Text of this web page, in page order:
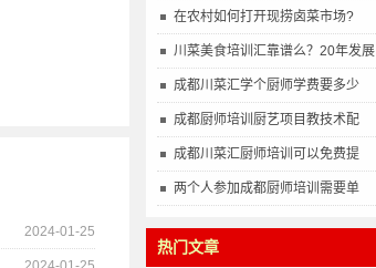
在农村如何打开现捞卤菜市场?
川菜美食培训汇靠谱么？20年发展
成都川菜汇学个厨师学费要多少
成都厨师培训厨艺项目教技术配
成都川菜汇厨师培训可以免费提
两个人参加成都厨师培训需要单
热门文章
2024-01-25